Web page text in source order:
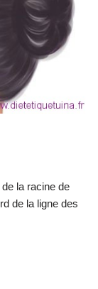
la racine de
de la ligne des